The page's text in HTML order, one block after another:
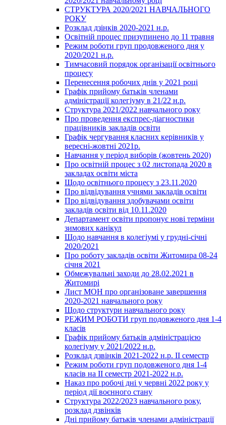
СТРУКТУРА 2020/2021 НАВЧАЛЬНОГО
РОКУ
Розклад дзінків 2020-2021 н.р.
Освітній процес призупинено до 11 травня
Режим роботи груп продовженого дня у
2020/2021 н.р.
Тимчасовий порядок організації освітнього
процесу
Перенесення робочих днів у 2021 році
Графік прийому батьків членами
адміністрації колегіуму в 21/22 н.р.
Структура 2021/2022 навчального року
Про проведення експрес-діагностики
працівників закладів освіти
Графік чергування класних керівників у
вересні-жовтні 2021р.
Навчання у період виборів (жовтень 2020)
Про освітній процес з 02 листопада 2020 в
закладах освіти міста
Щодо освітнього процесу з 23.11.2020
Про відвідування учнями закладів освіти
Про відвідування здобувачами освіти
закладів освіти від 10.11.2020
Департамент освіти пропонує нові терміни
зимових канікул
Щодо навчання в колегіумі у грудні-січні
2020/2021
Про роботу закладів освіти Житомира 08-24
січня 2021
Обмежувальні заходи до 28.02.2021 в
Житомирі
Лист МОН про організоване завершення
2020-2021 навчального року
Щодо структури навчального року
РЕЖИМ РОБОТИ груп подовженого дня 1-4
класів
Графік прийому батьків адміністрацією
колегіуму у 2021/2022 н.р.
Розклад дзвінків 2021-2022 н.р. ІІ семестр
Режим роботи груп подовженого дня 1-4
класів на ІІ семестр 2021-2022 н.р.
Наказ про робочі дні у червні 2022 року у
період дії воєнного стану
Структура 2022/2023 навчального року,
розклад дзвінків
Дні прийому батьків членами адміністрації